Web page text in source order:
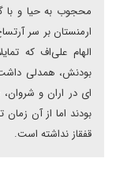
محجوب به حیا و
ارمنستان بر سر
الهام علی‌اف که
بودنش، همدلی
ای در اران و
بودند اما از آن
قفقاز نداشته است.